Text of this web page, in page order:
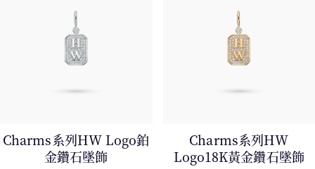
Charms系列HW Logo鉑
金鑽石墜飾
Charms系列HW
Logo18K黃金鑽石墜飾